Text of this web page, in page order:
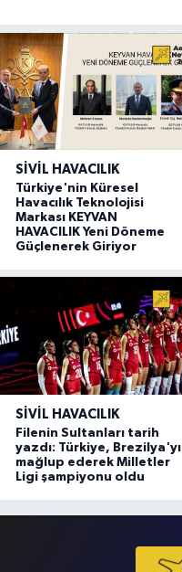
SIVIL HAVACILIK
Türkiye'nin Küresel
Havacılık Teknolojisi
Markası KEYVAN
HAVACILIK Yeni Döneme
Güçlenerek Giriyor
SIVIL HAVACILIK
Filenin Sultanları tarih
yazdı: Türkiye, Brezilya'yı
mağlup ederek Milletler
Ligi şampiyonu oldu